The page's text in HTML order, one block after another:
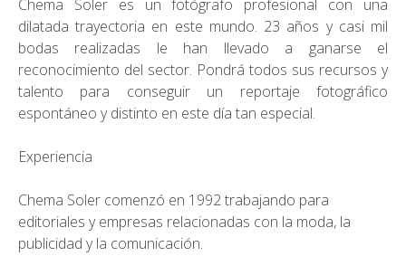
Chema Soler es un fotógrafo profesional con una
dilatada trayectoria en este mundo. 23 años y casi mil
bodas realizadas le han llevado a ganarse el
reconocimiento del sector. Pondrá todos sus recursos y
talento para conseguir un reportaje fotográfico
espontáneo y distinto en este día tan especial.
Experiencia
Chema Soler comenzó en 1992 trabajando para
editoriales y empresas relacionadas con la moda, la
publicidad y la comunicación.